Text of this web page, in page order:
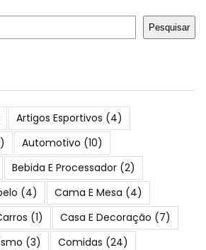
Pesquisar
Artigos Esportivos (4)
Automotivo (10)
Bebida E Processador (2)
(4) Cama E Mesa (4)
(1) Casa E Decoração (7)
(3) Comidas (24)